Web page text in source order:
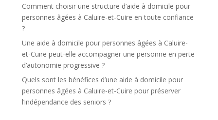
Comment choisir une structure d’aide à domicile pour
personnes âgées à Caluire-et-Cuire en toute confiance
?
Une aide à domicile pour personnes âgées à Caluire-
et-Cuire peut-elle accompagner une personne en perte
d’autonomie progressive ?
Quels sont les bénéfices d’une aide à domicile pour
personnes âgées à Caluire-et-Cuire pour préserver
l’indépendance des seniors ?